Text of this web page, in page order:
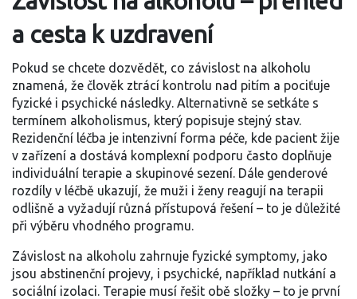
a cesta k uzdravení
Pokud se chcete dozvědět, co závislost na alkoholu
znamená, že člověk ztrácí kontrolu nad pitím a pociťuje
fyzické i psychické následky. Alternativně se setkáte s
termínem alkoholismus, který popisuje stejný stav.
Rezidenční léčba je intenzivní forma péče, kde pacient žije
v zařízení a dostává komplexní podporu často doplňuje
individuální terapie a skupinové sezení. Dále genderové
rozdíly v léčbě ukazují, že muži i ženy reagují na terapii
odlišně a vyžadují různá přístupová řešení – to je důležité
při výběru vhodného programu.
Závislost na alkoholu zahrnuje fyzické symptomy, jako
jsou abstinenční projevy, i psychické, například nutkání a
sociální izolaci. Terapie musí řešit obě složky – to je první